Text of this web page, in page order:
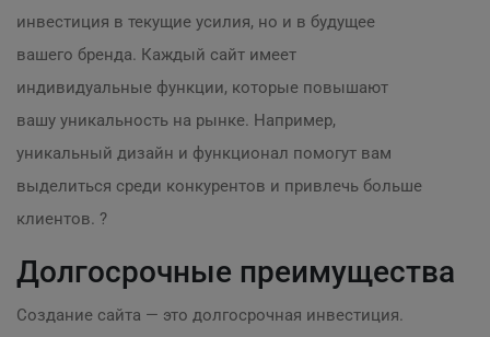
инвестиция в текущие усилия, но и в будущее
вашего бренда. Каждый сайт имеет
индивидуальные функции, которые повышают
вашу уникальность на рынке. Например,
уникальный дизайн и функционал помогут вам
выделиться среди конкурентов и привлечь больше
клиентов. ?
Долгосрочные преимущества
Создание сайта — это долгосрочная инвестиция.